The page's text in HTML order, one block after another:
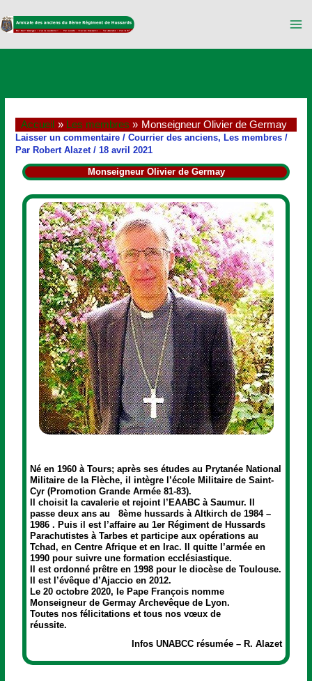
au
contenu
Accueil Les membres Monseigneur Olivier de Germay
Laisser un commentaire /Courrier des anciens, Les membres /
Par Robert Alazet/18 avril 2021
Monseigneur Olivier de Germay
Né en 1960 à Tours;après ses études au Prytanée National
Militaire de la Flèche, il intègre l’école Militaire de Saint-
Cyr (Promotion Grande Armée 81-83).
Il choisit la cavalerie et rejoint l’EAABC à Saumur.
passe deux ans au8ème hussards à Altkirch de 1984 –
1986 . Puis il est l’affaire au 1er Régiment de Hussards
Parachutistes à Tarbes et participe aux opérations au
Tchad, en Centre Afrique et en Irac.
Il quitte l’armée en
1990 pour suivre une formation ecclésiastique.
Il est ordonné prêtre en 1998 pour le diocèse de Toulouse.
Il est l’évêque d’Ajaccio en 2012.
Le 20 octobre 2020, le Pape François nomme
Monseigneur de Germay Archevêque de Lyon.
Toutes nos félicitations et tous nos vœux de
réussite.
Infos UNABCC résumée – R. Alazet